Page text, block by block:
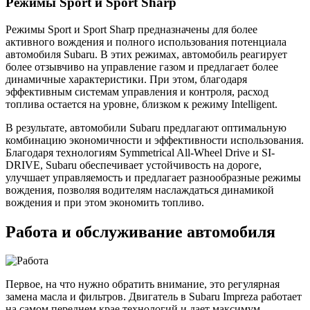
Режимы Sport и Sport Sharp предназначены для более
активного вождения и полного использования потенциала
автомобиля Subaru. В этих режимах, автомобиль реагирует
более отзывчиво на управление газом и предлагает более
динамичные характеристики. При этом, благодаря
эффективным системам управления и контроля, расход
топлива остается на уровне, близком к режиму Intelligent.
В результате, автомобили Subaru предлагают оптимальную
комбинацию экономичности и эффективности использования.
Благодаря технологиям Symmetrical All-Wheel Drive и SI-
DRIVE, Subaru обеспечивает устойчивость на дороге,
улучшает управляемость и предлагает разнообразные режимы
вождения, позволяя водителям наслаждаться динамикой
вождения и при этом экономить топливо.
Работа и обслуживание автомобиля
Первое, на что нужно обратить внимание, это регулярная
замена масла и фильтров. Двигатель в Subaru Impreza работает